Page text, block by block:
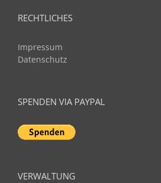
RECHTLICHES
Impressum
Datenschutz
SPENDEN VIA PAYPAL
VERWALTUNG